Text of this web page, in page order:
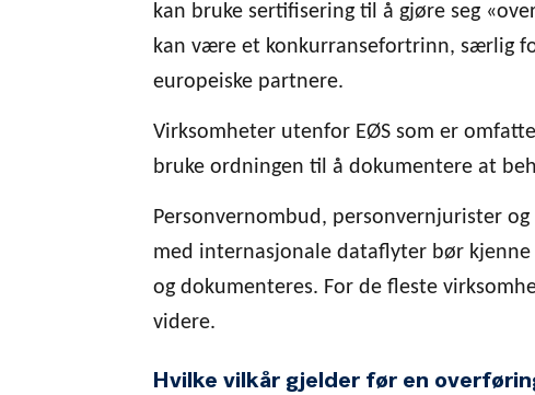
kan bruke sertifisering til å gjøre seg
kan være et konkurransefortrinn, særlig
europeiske partnere.
Virksomheter utenfor EØS som er
bruke ordningen til å dokumentere at
Personvernombud, personvernjurister
med internasjonale dataflyter bør
og dokumenteres. For de fleste
videre.
Hvilke vilkår gjelder før en